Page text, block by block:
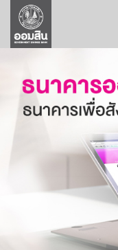
ลูกค้าธุรกิจ
ลูกค้าผู้ประกอบรา
ออมเพื่อสุข
เกี่ยวกับธนาคาร
การพัฒนาที่ยั่งยื
บริการทางการเ
ติดต่อเรา